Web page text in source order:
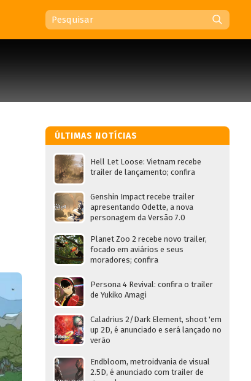
ÚLTIMAS NOTÍCIAS
Hell Let Loose: Vietnam recebe
trailer de lançamento; confira
Genshin Impact recebe trailer
apresentando Odette, a nova
personagem da Versão 7.0
Planet Zoo 2 recebe novo trailer,
focado em aviários e seus
moradores; confira
Persona 4 Revival: confira o trailer
de Yukiko Amagi
Caladrius 2/Dark Element, shoot 'em
up 2D, é anunciado e será lançado no
verão
Endbloom, metroidvania de visual
2.5D, é anunciado com trailer de